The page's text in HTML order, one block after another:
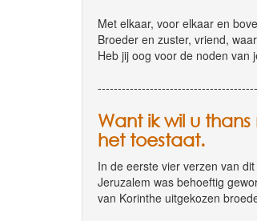
Met elkaar, voor elkaar en
Broeder en zuster, vriend,
Heb jij oog voor de noden van
Want ik wil u
het toestaat.
In de eerste vier verzen van
Jeruzalem was behoeftig
van Korinthe uitgekozen